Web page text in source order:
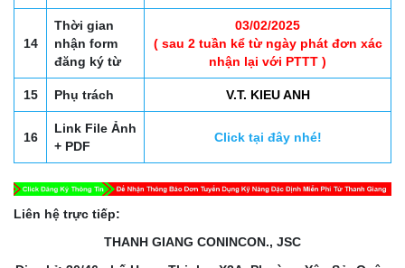
14
Thời gian
nhận form
đăng ký từ
03/02/2025
( sau 2 tuần kể từ ngày phát đơn xác
nhận lại với PTTT )
15 Phụ trách V.T. KIEU ANH
16
Link File Ảnh
+ PDF
Click tại đây nhé!
Liên hệ trực tiếp:
THANH GIANG CONINCON., JSC